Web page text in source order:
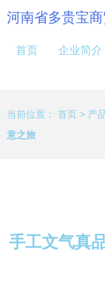
河南省多贵宝商
首页 企业简介
当前位置： 首页 > 产
意之旅
手工文气真